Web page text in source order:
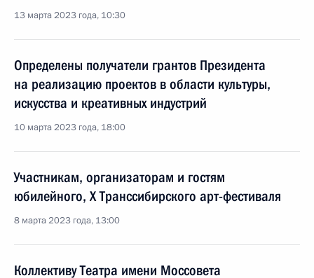
13 марта 2023 года, 10:30
Определены получатели грантов Президента
на реализацию проектов в области культуры,
искусства и креативных индустрий
10 марта 2023 года, 18:00
Участникам, организаторам и гостям
юбилейного, X Транссибирского арт-фестиваля
8 марта 2023 года, 13:00
Коллективу Театра имени Моссовета